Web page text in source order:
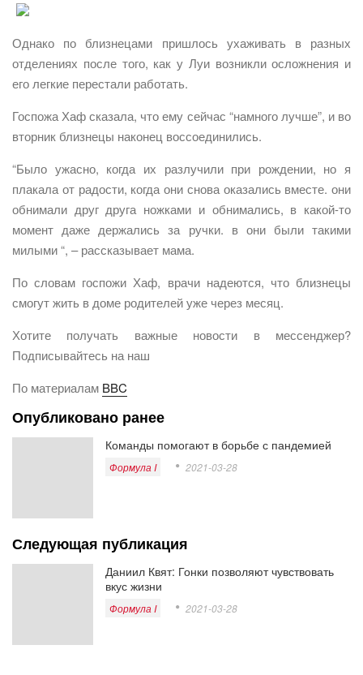
Однако по близнецами пришлось ухаживать в разных
отделениях после того, как у Луи возникли осложнения и
его легкие перестали работать.
Госпожа Хаф сказала, что ему сейчас “намного лучше”, и во
вторник близнецы наконец воссоединились.
“Было ужасно, когда их разлучили при рождении, но я
плакала от радости, когда они снова оказались вместе. они
обнимали друг друга ножками и обнимались, в какой-то
момент даже держались за ручки. в они были такими
милыми “, – рассказывает мама.
По словам госпожи Хаф, врачи надеются, что близнецы
смогут жить в доме родителей уже через месяц.
Хотите получать важные новости в мессенджер?
Подписывайтесь на наш
По материалам BBC
Опубликовано ранее
Команды помогают в борьбе с пандемией
Формула I 2021-03-28
Следующая публикация
Даниил Квят: Гонки позволяют чувствовать
вкус жизни
Формула I 2021-03-28